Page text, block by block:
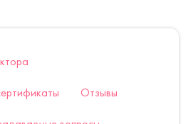
Отзывы